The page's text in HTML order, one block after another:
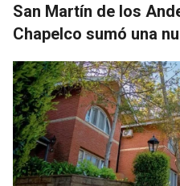
San Martín de los
Chapelco sumó una